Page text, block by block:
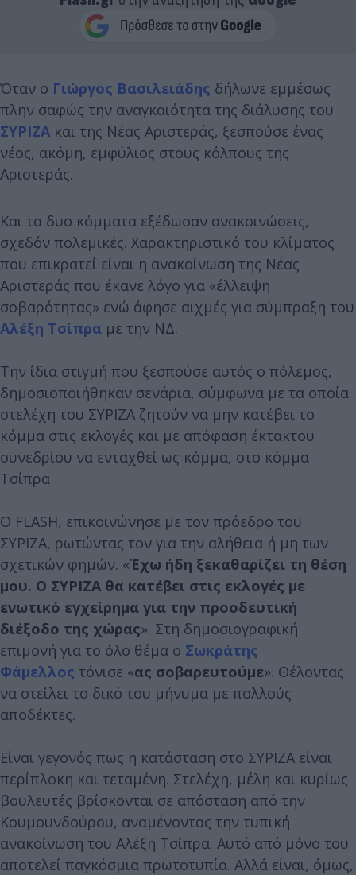
Όταν ο Γιώργος Βασιλειάδης δήλωνε εμμέσως
πλην σαφώς την αναγκαιότητα της διάλυσης του
ΣΥΡΙΖΑ και της Νέας Αριστεράς, ξεσπούσε ένας
νέος, ακόμη, εμφύλιος στους κόλπους της
Αριστεράς.
Και τα δυο κόμματα εξέδωσαν ανακοινώσεις,
σχεδόν πολεμικές. Χαρακτηριστικό του κλίματος
που επικρατεί είναι η ανακοίνωση της Νέας
Αριστεράς που έκανε λόγο για «έλλειψη
σοβαρότητας» ενώ άφησε αιχμές για σύμπραξη του
Αλέξη Τσίπρα με την ΝΔ.
Την ίδια στιγμή που ξεσπούσε αυτός ο πόλεμος,
δημοσιοποιήθηκαν σενάρια, σύμφωνα με τα οποία
στελέχη του ΣΥΡΙΖΑ ζητούν να μην κατέβει το
κόμμα στις εκλογές και με απόφαση έκτακτου
συνεδρίου να ενταχθεί ως κόμμα, στο κόμμα
Τσίπρα
Ο FLASH, επικοινώνησε με τον πρόεδρο του
ΣΥΡΙΖΑ, ρωτώντας τον για την αλήθεια ή μη των
σχετικών φημών. «Έχω ήδη ξεκαθαρίζει τη θέση
μου. Ο ΣΥΡΙΖΑ θα κατέβει στις εκλογές με
ενωτικό εγχείρημα για την προοδευτική
διέξοδο της χώρας». Στη δημοσιογραφική
επιμονή για το όλο θέμα ο Σωκράτης
Φάμελλος τόνισε «ας σοβαρευτούμε». Θέλοντας
να στείλει το δικό του μήνυμα με πολλούς
αποδέκτες.
Είναι γεγονός πως η κατάσταση στο ΣΥΡΙΖΑ είναι
περίπλοκη και τεταμένη. Στελέχη, μέλη και κυρίως
βουλευτές βρίσκονται σε απόσταση από την
Κουμουνδούρου, αναμένοντας την τυπική
ανακοίνωση του Αλέξη Τσίπρα. Αυτό από μόνο του
αποτελεί παγκόσμια πρωτοτυπία. Αλλά είναι, όμως,